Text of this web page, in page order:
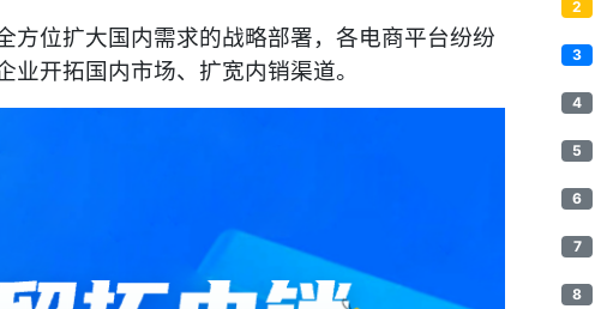
方位扩大国内需求的战略部署，各电商平台纷纷
开拓国内市场、扩宽内销渠道。
2
3
4
5
6
7
8